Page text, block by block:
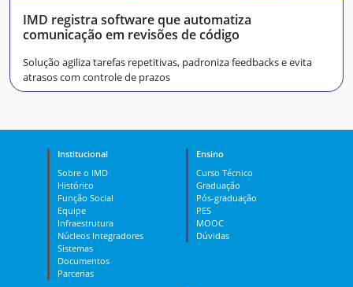
IMD registra software que automatiza
comunicação em revisões de código
Solução agiliza tarefas repetitivas, padroniza feedbacks e evita
atrasos com controle de prazos
Institucional
Sobre o IMD
Histórico
Função Social
Equipe
Infraestrutura
Núcleos Integradores
Sistemas
Documentos
Parcerias
Ensino
Curso Técnico
Graduação
Pós-graduação
PES
MOOC
Dúvidas